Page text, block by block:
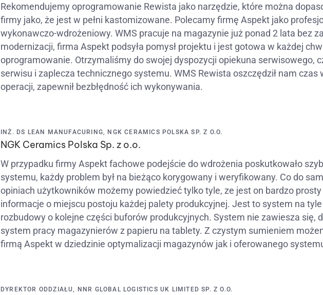
Rekomendujemy oprogramowanie Rewista jako narzędzie, które można
firmy jako, że jest w pełni kastomizowane. Polecamy firmę Aspekt jako
wykonawczo-wdrożeniowy. WMS pracuje na magazynie już ponad 2 lata bez
modernizacji, firma Aspekt podsyła pomysł projektu i jest gotowa w każdej
oprogramowanie. Otrzymaliśmy do swojej dyspozycji opiekuna serwisowego,
serwisu i zaplecza technicznego systemu. WMS Rewista oszczędził nam
operacji, zapewnił bezbłędność ich wykonywania.
INŻ. DS LEAN MANUFACURING, NGK CERAMICS POLSKA SP. Z O.O.
NGK Ceramics Polska Sp. z o.o.
W przypadku firmy Aspekt fachowe podejście do wdrożenia poskutkowało
systemu, każdy problem był na bieżąco korygowany i weryfikowany. Co do
opiniach użytkowników możemy powiedzieć tylko tyle, ze jest on bardzo prosty
informacje o miejscu postoju każdej palety produkcyjnej. Jest to system na
rozbudowy o kolejne części buforów produkcyjnych. System nie zawiesza się,
system pracy magazynierów z papieru na tablety. Z czystym sumieniem
firmą Aspekt w dziedzinie optymalizacji magazynów jak i oferowanego
DYREKTOR ODDZIAŁU, NNR GLOBAL LOGISTICS UK LIMITED SP. Z O.O.